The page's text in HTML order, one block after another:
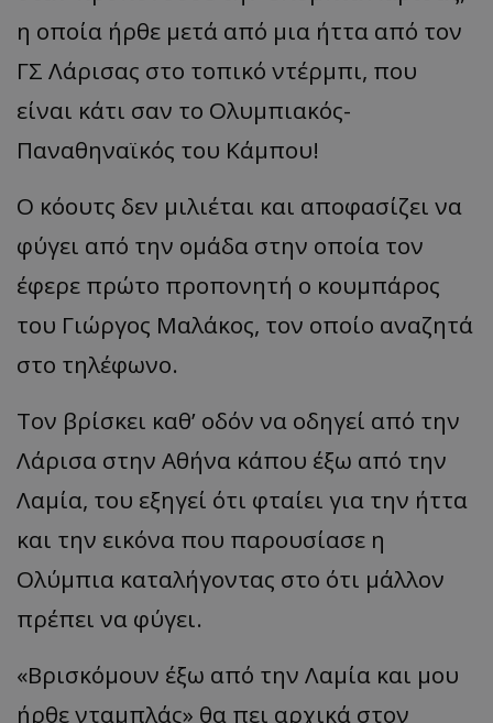
η οποία ήρθε μετά από μια ήττα από τον
ΓΣ Λάρισας στο τοπικό ντέρμπι, που
είναι κάτι σαν το Ολυμπιακός-
Παναθηναϊκός του Κάμπου!
Ο κόουτς δεν μιλιέται και αποφασίζει να
φύγει από την ομάδα στην οποία τον
έφερε πρώτο προπονητή ο κουμπάρος
του Γιώργος Μαλάκος, τον οποίο αναζητά
στο τηλέφωνο.
Τον βρίσκει καθ’ οδόν να οδηγεί από την
Λάρισα στην Αθήνα κάπου έξω από την
Λαμία, του εξηγεί ότι φταίει για την ήττα
και την εικόνα που παρουσίασε η
Ολύμπια καταλήγοντας στο ότι μάλλον
πρέπει να φύγει.
«Βρισκόμουν έξω από την Λαμία και μου
ήρθε νταμπλάς» θα πει αρχικά στον